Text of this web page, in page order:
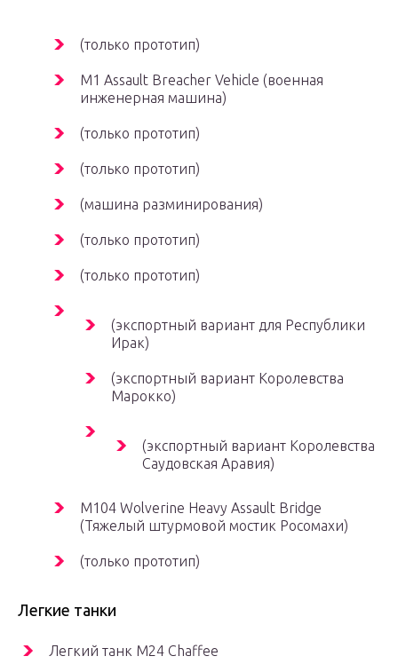
(только прототип)
M1 Assault Breacher Vehicle (военная
инженерная машина)
(только прототип)
(только прототип)
(машина разминирования)
(только прототип)
(только прототип)
(экспортный вариант для Республики
Ирак)
(экспортный вариант Королевства
Марокко)
(экспортный вариант Королевства
Саудовская Аравия)
M104 Wolverine Heavy Assault Bridge
(Тяжелый штурмовой мостик Росомахи)
(только прототип)
Легкие танки
Легкий танк M24 Chaffee